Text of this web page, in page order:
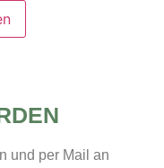
und per Mail an